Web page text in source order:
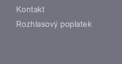
Kontakt
Rozhlasový poplatek